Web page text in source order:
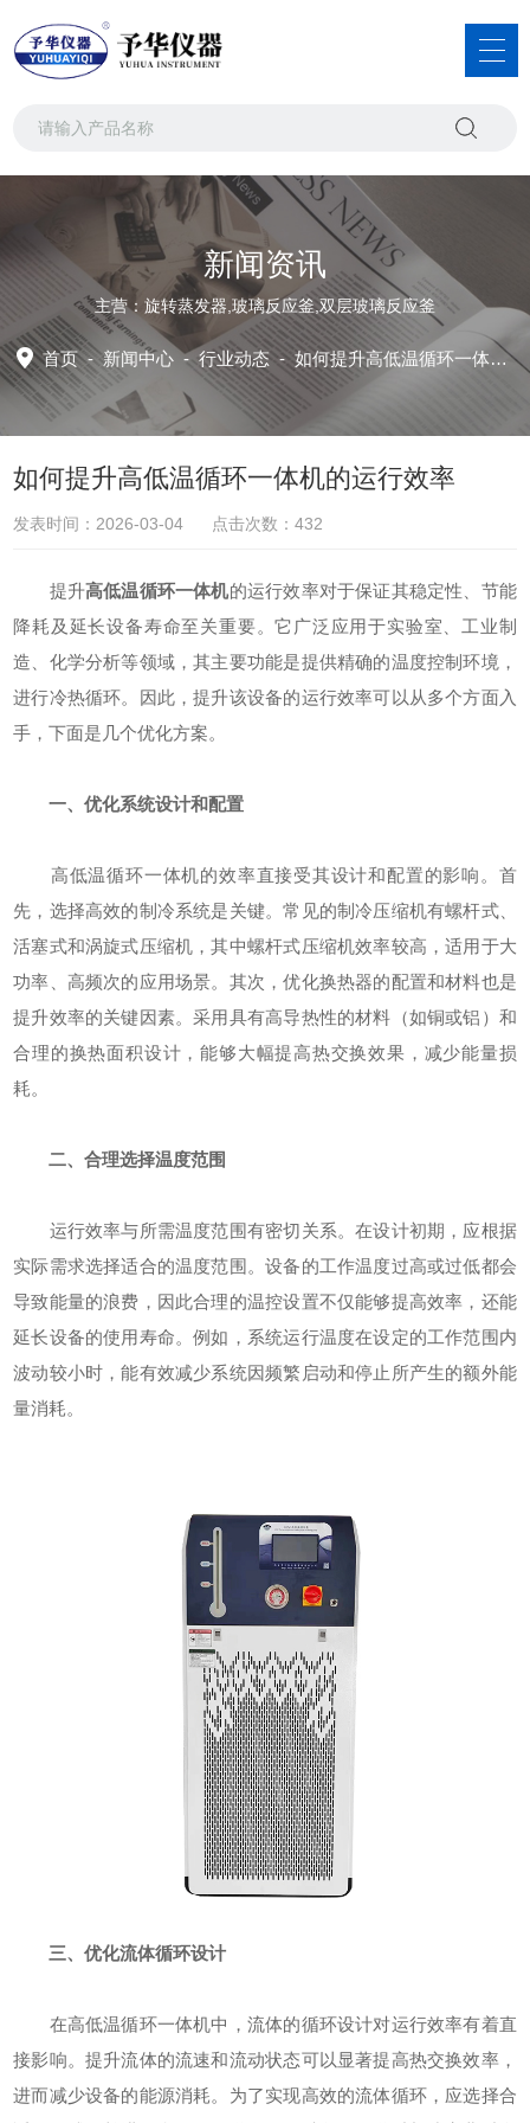
新闻资讯
主营：旋转蒸发器,玻璃反应釜,双层玻璃反应釜
首页-新闻中心 -行业动态 -如何提升高低温循环一体机的运行效率
如何提升高低温循环一体机的运行效率
发表时间：2026-03-04 点击次数：432
提升高低温循环一体机的运行效率对于保证其稳定性、节能
降耗及延长设备寿命至关重要。它广泛应用于实验室、工业制
造、化学分析等领域，其主要功能是提供精确的温度控制环境，
进行冷热循环。因此，提升该设备的运行效率可以从多个方面入
手，下面是几个优化方案。
一、优化系统设计和配置
高低温循环一体机的效率直接受其设计和配置的影响。首
先，选择高效的制冷系统是关键。常见的制冷压缩机有螺杆式、
活塞式和涡旋式压缩机，其中螺杆式压缩机效率较高，适用于大
功率、高频次的应用场景。其次，优化换热器的配置和材料也是
提升效率的关键因素。采用具有高导热性的材料（如铜或铝）和
合理的换热面积设计，能够大幅提高热交换效果，减少能量损
耗。
二、合理选择温度范围
运行效率与所需温度范围有密切关系。在设计初期，应根据
实际需求选择适合的温度范围。设备的工作温度过高或过低都会
导致能量的浪费，因此合理的温控设置不仅能够提高效率，还能
延长设备的使用寿命。例如，系统运行温度在设定的工作范围内
波动较小时，能有效减少系统因频繁启动和停止所产生的额外能
量消耗。
三、优化流体循环设计
在高低温循环一体机中，流体的循环设计对运行效率有着直
接影响。提升流体的流速和流动状态可以显著提高热交换效率，
进而减少设备的能源消耗。为了实现高效的流体循环，应选择合